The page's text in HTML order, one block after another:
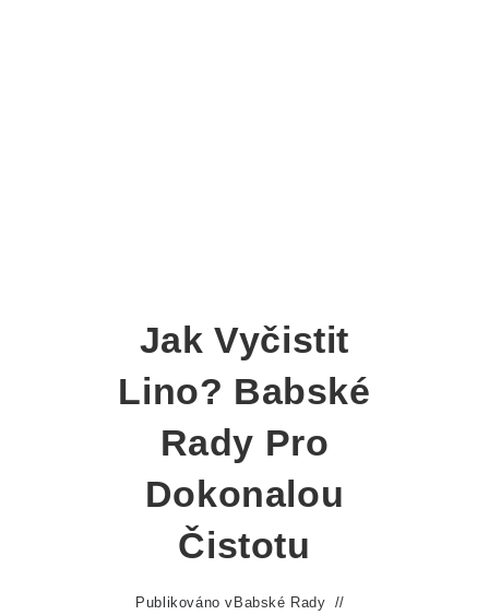
Jak Vyčistit
Lino? Babské
Rady Pro
Dokonalou
Čistotu
Publikováno v Babské Rady